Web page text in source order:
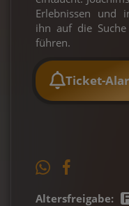
Erlebnissen und
ihn auf die
führen.
Ticket-
Altersfreigabe: